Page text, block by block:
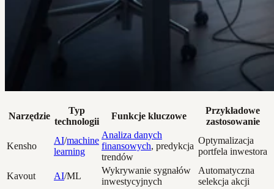
Narzędzie
Typ
technologii
Funkcje kluczowe
Przykładowe
zastosowanie
Kensho
AI/machine
learning
Analiza danych
finansowych, predykcja
trendów
Optymalizacja
portfela inwestora
Kavout AI/ML
Wykrywanie sygnałów
inwestycyjnych
Automatyczna
selekcja akcji